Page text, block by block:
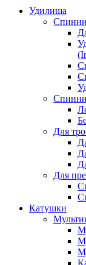
Удилища
Для
Для
Катушки